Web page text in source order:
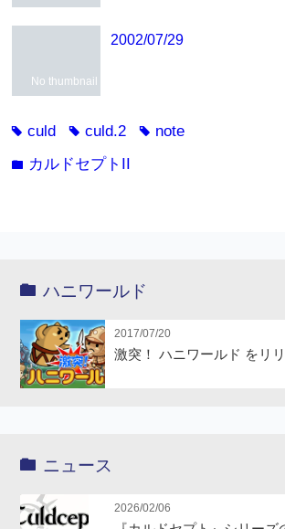
No thumbnail
2002/07/29
tagculd tagculd.2 tag note
folder カルドセプトII
ハニワールド
2017/07/20
激突！ ハニワールド をリ
ニュース
2026/02/06